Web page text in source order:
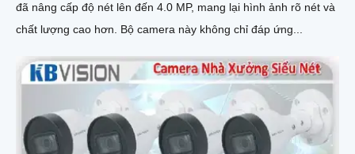
đã nâng cấp độ nét lên đến 4.0 MP, mang lại hình ảnh rõ nét và
chất lượng cao hơn. Bộ camera này không chỉ đáp ứng...